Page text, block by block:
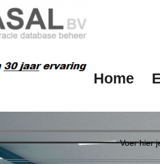
Home
Voer hier